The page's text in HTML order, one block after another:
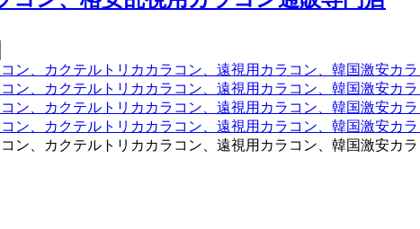
ン、カクテルトリカカラコン、遠視用カラコン、韓国激安カ
ン、カクテルトリカカラコン、遠視用カラコン、韓国激安カ
ン、カクテルトリカカラコン、遠視用カラコン、韓国激安カ
ン、カクテルトリカカラコン、遠視用カラコン、韓国激安カ
ン、カクテルトリカカラコン、遠視用カラコン、韓国激安カ